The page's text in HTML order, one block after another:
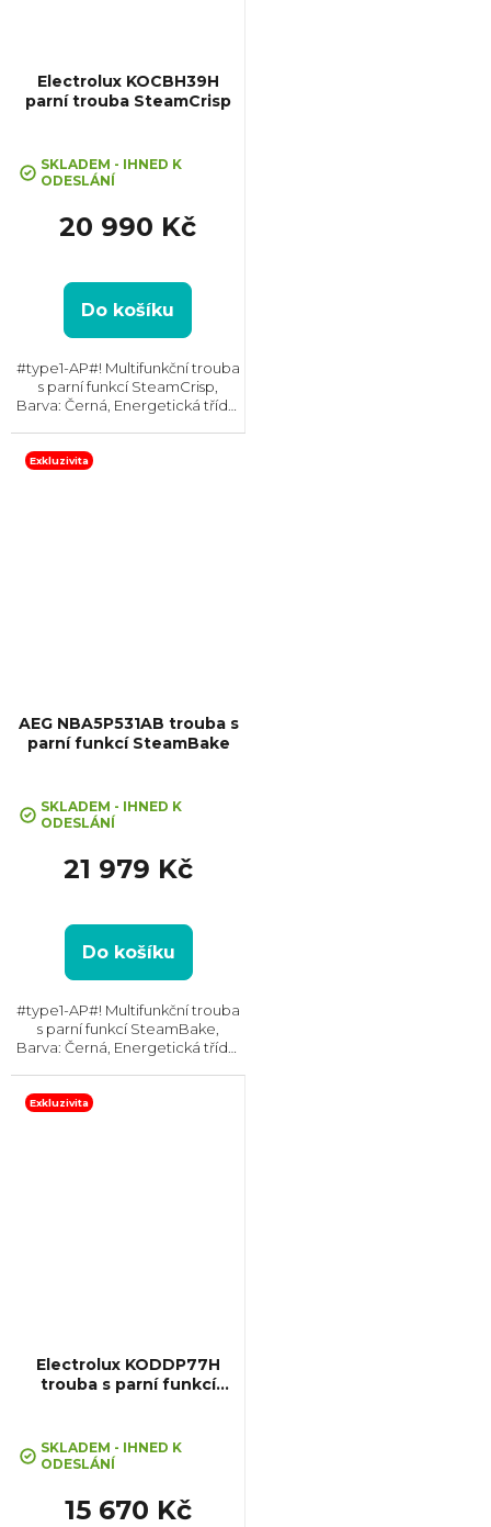
Electrolux KOCBH39H
parní trouba SteamCrisp
SKLADEM - IHNED K
ODESLÁNÍ
20 990 Kč
Do košíku
#type1-AP#! Multifunkční trouba
s parní funkcí SteamCrisp,
Barva: Černá, Energetická třída:
W, Rozměry (VxŠxH):
Exkluzivita
AEG NBA5P531AB trouba s
parní funkcí SteamBake
hodnocení
5,0
5
hvězdiček.
SKLADEM - IHNED K
ODESLÁNÍ
21 979 Kč
Do košíku
#type1-AP#! Multifunkční trouba
s parní funkcí SteamBake,
Barva: Černá, Energetická třída:
Gril , Rozměry (VxŠxH):
Exkluzivita
Electrolux KODDP77H
trouba s parní funkcí
SKLADEM - IHNED K
ODESLÁNÍ
15 670 Kč